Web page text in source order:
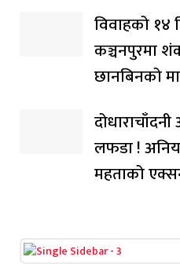
विवाहको १४
कञ्चनपुरमा
छानबिनको
लफडा !
महताको